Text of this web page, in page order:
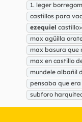
1. leger
castillos para
ezequiel
max agüilla
max basura que
max en castillo
mundele albañil
pensaba que
subforo